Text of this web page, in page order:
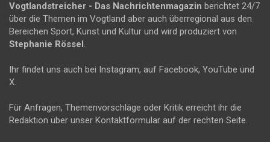
Vogtlandstreicher - Das Nachrichtenmagazin berichtet 24/7
über die Themen im Vogtland aber auch überregional aus den
Bereichen Sport, Kunst und Kultur und wird produziert von
Stephanie Rössel .
Ihr findet uns auch bei Instagram, auf Facebook, YouTube und
X.
Für Anfragen, Themenvorschläge oder Kritik erreicht ihr die
Redaktion über unser Kontaktformular auf der rechten Seite.